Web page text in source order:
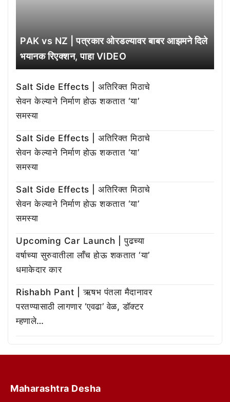
PAK vs NZ | पत्रकार ओरडल्यावर बाबर आझमने दिले
भयानक रिएक्शन, पाहा VIDEO
Salt Side Effects | अतिरिक्त मिठाचे
सेवन केल्याने निर्माण होऊ शकतात ‘या’
समस्या
Salt Side Effects | अतिरिक्त मिठाचे
सेवन केल्याने निर्माण होऊ शकतात ‘या’
समस्या
Salt Side Effects | अतिरिक्त मिठाचे
सेवन केल्याने निर्माण होऊ शकतात ‘या’
समस्या
Upcoming Car Launch | पुढच्या
वर्षाच्या सुरुवातीला लाँच होऊ शकतात ‘या’
धमाकेदार कार
Rishabh Pant | ऋषभ पंतला मैदानावर
परतण्यासाठी लागणार ‘एवढा’ वेळ, डॉक्टर
म्हणाले…
Maharashtra Desha